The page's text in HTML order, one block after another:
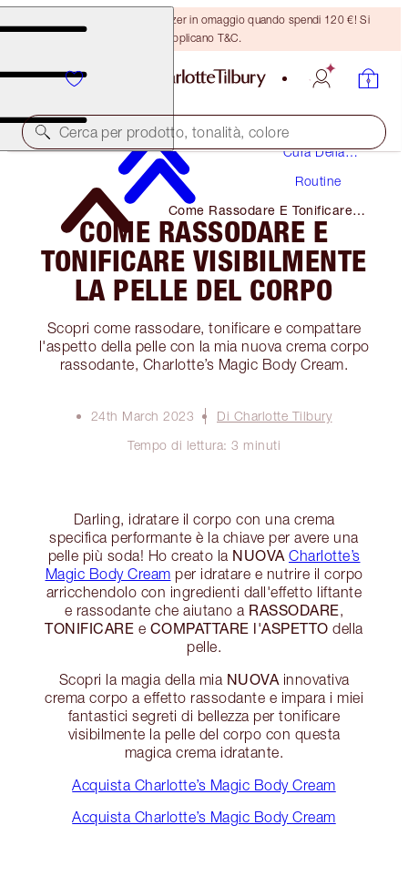
Ricevi un pennello per bronzer in omaggio quando spendi 120 €! Si
applicano T&C.
Cerca per prodotto, tonalità, colore
Cura Della
Routine
Come Rassodare E Tonificare
Visibilmente La Pelle Del Corpo
COME RASSODARE E
TONIFICARE VISIBILMENTE
LA PELLE DEL CORPO
Scopri come rassodare, tonificare e compattare
l'aspetto della pelle con la mia nuova crema corpo
rassodante, Charlotte’s Magic Body Cream.
24th March 2023
Di Charlotte Tilbury
Tempo di lettura: 3 minuti
Darling, idratare il corpo con una crema
specifica performante è la chiave per avere una
pelle più soda! Ho creato la NUOVA Charlotte’s
Magic Body Cream per idratare e nutrire il corpo
arricchendolo con ingredienti dall'effetto liftante
e rassodante che aiutano a RASSODARE,
TONIFICARE e COMPATTARE l'ASPETTO della
pelle.
Scopri la magia della mia NUOVA innovativa
crema corpo a effetto rassodante e impara i miei
fantastici segreti di bellezza per tonificare
visibilmente la pelle del corpo con questa
magica crema idratante.
Acquista Charlotte’s Magic Body Cream
Acquista Charlotte’s Magic Body Cream